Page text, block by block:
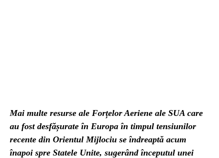
Mai multe resurse ale Forțelor Aeriene ale SUA care
au fost desfășurate în Europa în timpul tensiunilor
recente din Orientul Mijlociu se îndreaptă acum
înapoi spre Statele Unite, sugerând începutul unei